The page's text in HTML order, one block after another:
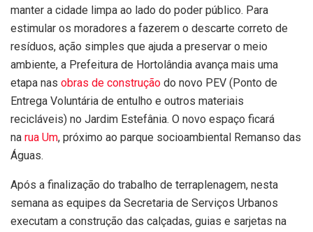
manter a cidade limpa ao lado do poder público. Para
estimular os moradores a fazerem o descarte correto de
resíduos, ação simples que ajuda a preservar o meio
ambiente, a Prefeitura de Hortolândia avança mais uma
etapa nas obras de construção do novo PEV (Ponto de
Entrega Voluntária de entulho e outros materiais
recicláveis) no Jardim Estefânia. O novo espaço ficará
na rua Um, próximo ao parque socioambiental Remanso das
Águas.
Após a finalização do trabalho de terraplenagem, nesta
semana as equipes da Secretaria de Serviços Urbanos
executam a construção das calçadas, guias e sarjetas na